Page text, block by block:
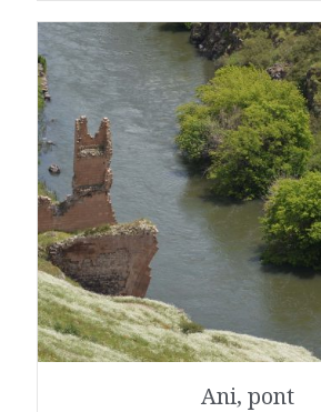
Ani, pont